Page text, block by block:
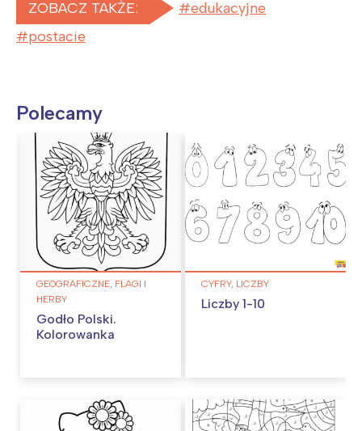
ZOBACZ TAKŻE:
edukacyjne
postacie
Polecamy
GEOGRAFICZNE, FLAGI I
HERBY
Godło Polski.
Kolorowanka
CYFRY, LICZBY
Liczby 1-10